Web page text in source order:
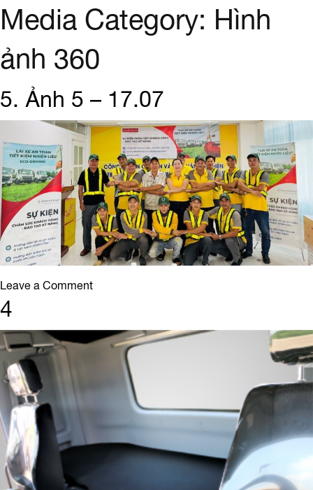
Media Category: Hình
ảnh 360
5. Ảnh 5 – 17.07
Leave a Commenton
5
4